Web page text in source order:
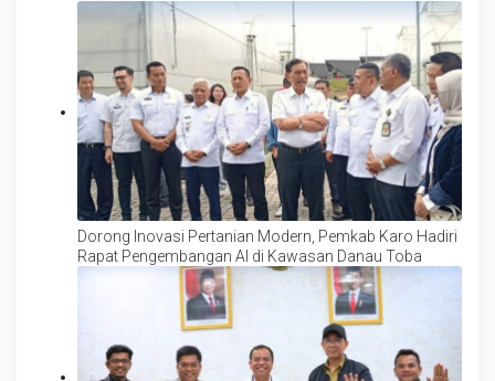
Dorong Inovasi Pertanian Modern, Pemkab Karo Hadiri
Rapat Pengembangan AI di Kawasan Danau Toba